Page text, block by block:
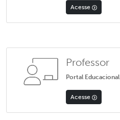
Acesse
Professor
Portal Educacional
Acesse